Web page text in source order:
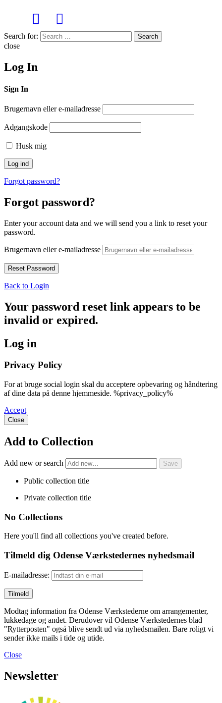
Search for: Search
close
Log In
Sign In
Brugernavn eller e-mailadresse
Adgangskode
Husk mig
Forgot password?
Forgot password?
Enter your account data and we will send you a link to reset your
password.
Brugernavn eller e-mailadresse
Back to Login
Your password reset link appears to be
invalid or expired.
Log in
Privacy Policy
For at bruge social login skal du acceptere opbevaring og håndtering
af dine data på denne hjemmeside. %privacy_policy%
Accept
Close
Add to Collection
Add new or search
Public collection title
Private collection title
No Collections
Here you'll find all collections you've created before.
Tilmeld dig Odense Værkstedernes nyhedsmail
E-mailadresse:
Modtag information fra Odense Værkstederne om arrangementer,
lukkedage og andet. Derudover vil Odense Værkstedernes blad
"Rytterposten" også blive sendt ud via nyhedsmailen. Bare roligt vi
sender ikke mails i tide og utide.
Close
Newsletter